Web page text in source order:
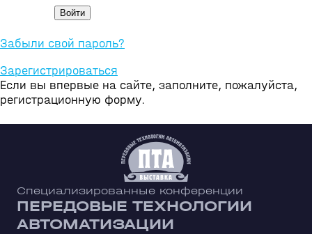
Забыли свой пароль?
Зарегистрироваться
Если вы впервые на сайте, заполните, пожалуйста,
регистрационную форму.
Специализированные конференции
ПЕРЕДОВЫЕ ТЕХНОЛОГИИ
АВТОМАТИЗАЦИИ